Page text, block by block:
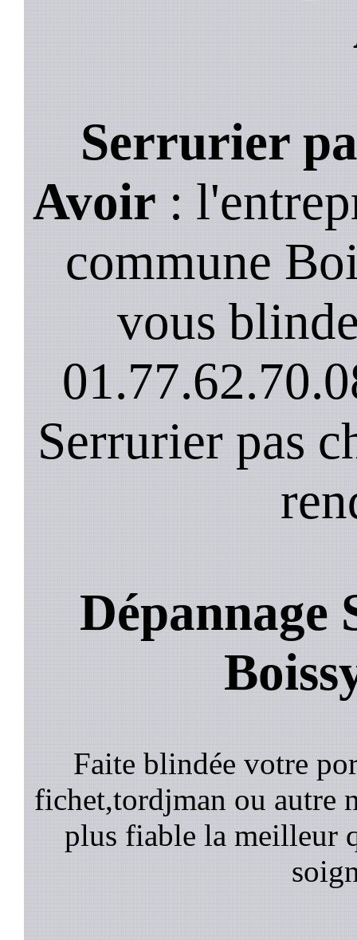
Serrurier
Avoir:
commune
vous
Serrurier pas
Dépannage
Faite blindée votre
fichet,tordjman ou autre
plus fiable la meilleur